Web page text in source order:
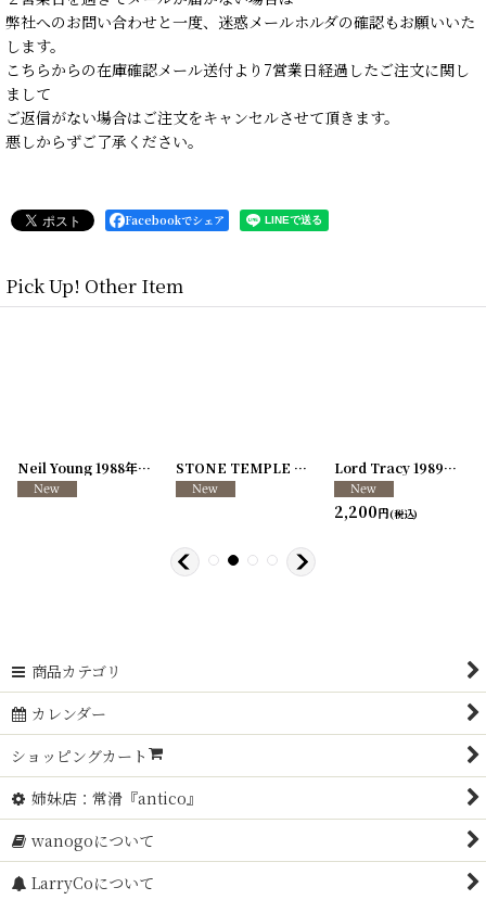
弊社へのお問い合わせと一度、迷惑メールホルダの確認もお願いいた
します。
こちらからの在庫確認メール送付より7営業日経過したご注文に関し
まして
ご返信がない場合はご注文をキャンセルさせて頂きます。
悪しからずご了承ください。
Facebookでシェア
Pick Up! Other Item
[250726-04] [250726-31
Neil Young 1988年 This Note's For You Tour 250117-70]
STONE TEMPLE PILOTS 1996-1997年 TOUR96/97 Lord Tracy 1989年 Deaf Gods of Babylon Tour
2,200円(税込)
商品カテゴリ
カレンダー
ショッピングカート
姉妹店：常滑『antico』
wanogoについて
LarryCoについて